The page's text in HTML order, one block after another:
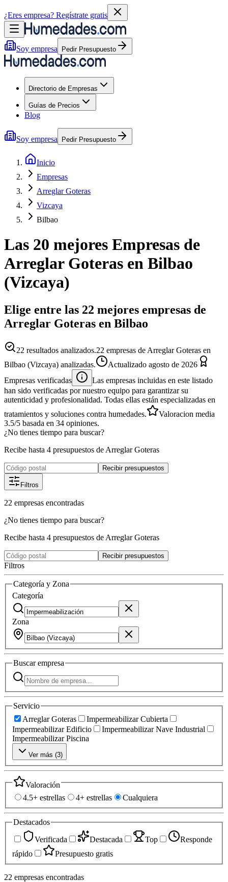
¿Eres empresa? Regístrate gratis
Soy empresa Pedir Presupuesto
Directorio de Empresas
Guías de Precios
Blog
Soy empresa Pedir Presupuesto
Inicio
Empresas
Arreglar Goteras
Vizcaya
Bilbao
Las 20 mejores Empresas de
Arreglar Goteras en Bilbao
(Vizcaya)
Elige entre las 22 mejores empresas de
Arreglar Goteras en Bilbao
22 resultados analizados.22 empresas de Arreglar Goteras en
Bilbao (Vizcaya) analizadas.
Actualizado agosto de 2026
Empresas verificadas
Las empresas incluidas en este listado
han sido verificadas por nuestro equipo para garantizar su
autenticidad y profesionalidad. Todas ellas están especializadas en
tratamientos y soluciones contra humedades.
Valoracion media
3.5/5 basada en 34 opiniones.
¿No tienes tiempo para buscar?
Recibe hasta 4 presupuestos de Arreglar Goteras
Recibir presupuestos
Filtros
22 empresas encontradas
¿No tienes tiempo para buscar?
Recibe hasta 4 presupuestos de Arreglar Goteras
Recibir presupuestos
Filtros
Categoría y Zona
Categoría
Zona
Buscarempresa
Servicio
Arreglar Goteras
Impermeabilizar Cubierta
Impermeabilizar Edificio
Impermeabilizar Nave Industrial
Impermeabilizar Piscina
Ver más (3)
Valoración
4.5+ estrellas
4+ estrellas Cualquiera
Destacados
Verificada
Destacada Top
Responde
rápido
Presupuesto gratis
22 empresas encontradas